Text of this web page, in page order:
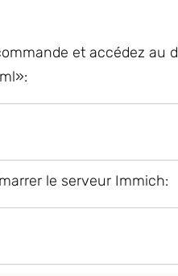
et accédez au
le serveur Immich: